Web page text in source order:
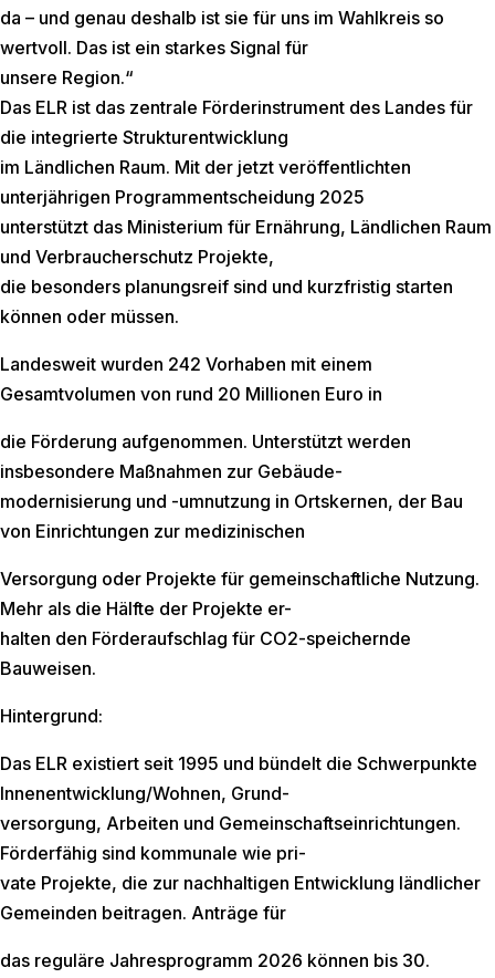
da – und genau deshalb ist sie für uns im Wahlkreis so
wertvoll. Das ist ein starkes Signal für
unsere Region.“
Das ELR ist das zentrale Förderinstrument des Landes für
die integrierte Strukturentwicklung
im Ländlichen Raum. Mit der jetzt veröffentlichten
unterjährigen Programmentscheidung 2025
unterstützt das Ministerium für Ernährung, Ländlichen Raum
und Verbraucherschutz Projekte,
die besonders planungsreif sind und kurzfristig starten
können oder müssen.
Landesweit wurden 242 Vorhaben mit einem
Gesamtvolumen von rund 20 Millionen Euro in
die Förderung aufgenommen. Unterstützt werden
insbesondere Maßnahmen zur Gebäude-
modernisierung und -umnutzung in Ortskernen, der Bau
von Einrichtungen zur medizinischen
Versorgung oder Projekte für gemeinschaftliche Nutzung.
Mehr als die Hälfte der Projekte er-
halten den Förderaufschlag für CO2-speichernde
Bauweisen.
Hintergrund:
Das ELR existiert seit 1995 und bündelt die Schwerpunkte
Innenentwicklung/Wohnen, Grund-
versorgung, Arbeiten und Gemeinschaftseinrichtungen.
Förderfähig sind kommunale wie pri-
vate Projekte, die zur nachhaltigen Entwicklung ländlicher
Gemeinden beitragen. Anträge für
das reguläre Jahresprogramm 2026 können bis 30.